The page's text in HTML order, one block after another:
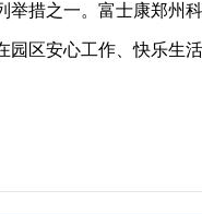
措之一。富士康郑州
区安心工作、快乐生活